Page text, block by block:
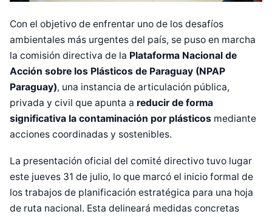
Con el objetivo de enfrentar uno de los desafíos
ambientales más urgentes del país, se puso en marcha
la comisión directiva de la Plataforma Nacional de
Acción sobre los Plásticos de Paraguay (NPAP
Paraguay), una instancia de articulación pública,
privada y civil que apunta a reducir de forma
significativa la contaminación por plásticos mediante
acciones coordinadas y sostenibles.
La presentación oficial del comité directivo tuvo lugar
este jueves 31 de julio, lo que marcó el inicio formal de
los trabajos de planificación estratégica para una hoja
de ruta nacional. Esta delineará medidas concretas